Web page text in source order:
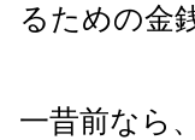
るための金
一昔前なら